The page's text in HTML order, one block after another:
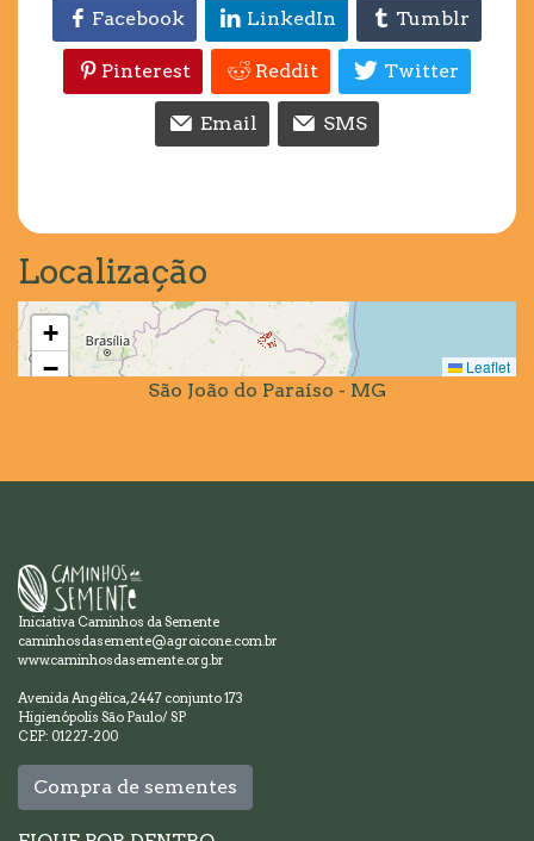
Facebook LinkedIn Tumblr
Pinterest Reddit Twitter
Email SMS
Localização
+
−
Leaflet
São João do Paraíso - MG
Iniciativa Caminhos da Semente
caminhosdasemente@agroicone.com.br
www.caminhosdasemente.org.br
Avenida Angélica, 2447 conjunto 173
Higienópolis São Paulo/ SP
CEP: 01227-200
Compra de sementes